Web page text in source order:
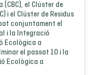
(CBC), el Clúster de
i el Clúster de Residus
conjuntament el
i la Integració
Ecològica a
el passat 10 i la
Ecològica a